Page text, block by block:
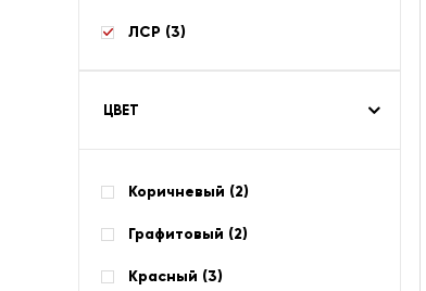
ЛСР (3)
ЦВЕТ
Коричневый (2)
Графитовый (2)
Красный (3)